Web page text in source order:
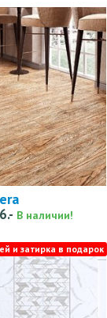
В наличии!
и затирка в подарок